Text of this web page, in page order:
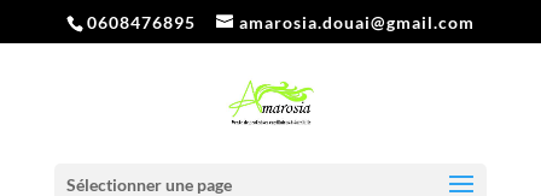
0608476895 amarosia.douai@gmail.com
Sélectionner une page